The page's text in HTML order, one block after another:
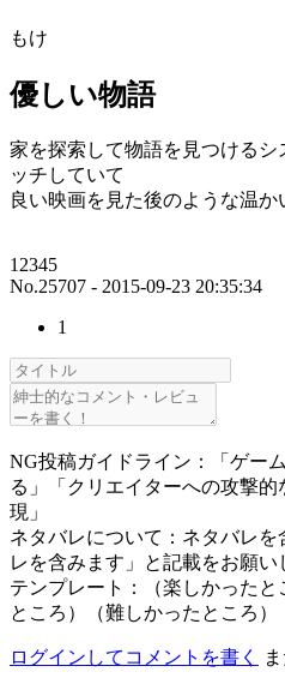
もけ
優しい物語
家を探索して物語を見つける
ッチしていて
良い映画を見た後のような温か
12345
No.25707 - 2015-09-23 20:35:34
1
NG投稿ガイドライン：「ゲー
る」「クリエイターへの攻撃
現」
ネタバレについて：ネタバレ
レを含みます」と記載をお願い
テンプレート：（楽しかった
ところ）（難しかったところ）
ログインしてコメントを書く